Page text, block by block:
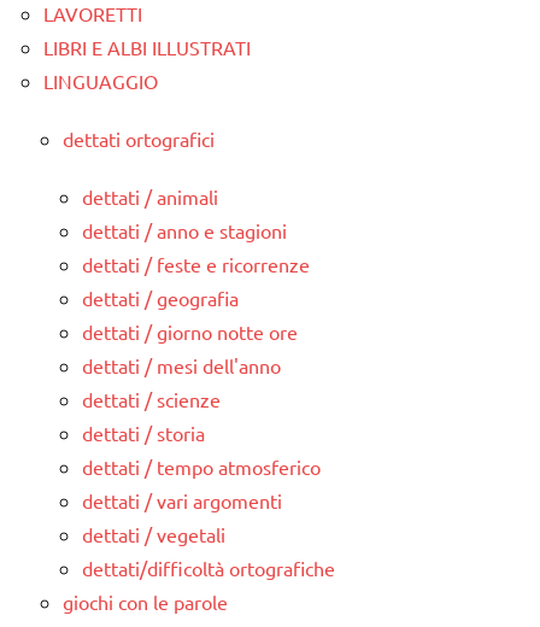
LAVORETTI
LIBRI E ALBI ILLUSTRATI
LINGUAGGIO
dettati ortografici
dettati / animali
dettati / anno e stagioni
dettati / feste e ricorrenze
dettati / geografia
dettati / giorno notte ore
dettati / mesi dell'anno
dettati / scienze
dettati / storia
dettati / tempo atmosferico
dettati / vari argomenti
dettati / vegetali
dettati/difficoltà ortografiche
giochi con le parole